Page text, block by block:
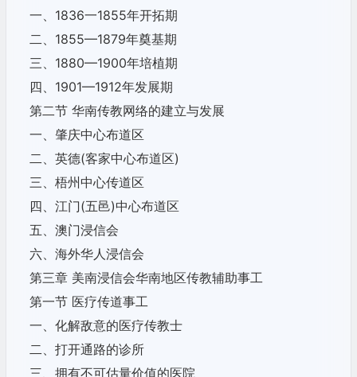
一、1836一1855年开拓期
二、1855—1879年奠基期
三、1880—1900年培植期
四、1901—1912年发展期
第二节 华南传教网络的建立与发展
一、肇庆中心布道区
二、英德(客家中心布道区)
三、梧州中心传道区
四、江门(五邑)中心布道区
五、澳门浸信会
六、海外华人浸信会
第三章 美南浸信会华南地区传教辅助事工
第一节 医疗传道事工
一、化解敌意的医疗传教士
二、打开通路的诊所
三、拥有不可估量价值的医院